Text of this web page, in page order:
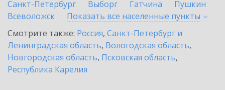
Санкт-Петербург
Выборг Гатчина
Пушкин
Всеволожск
Показать все населенные пункты
Смотрите также: Россия, Санкт-Петербург и
Ленинградская область, Вологодская область,
Новгородская область, Псковская область,
Республика Карелия